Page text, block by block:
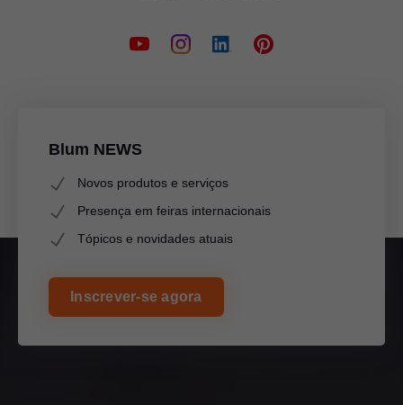
Blum NEWS
Novos produtos e serviços
Presença em feiras internacionais
Tópicos e novidades atuais
Inscrever-se agora